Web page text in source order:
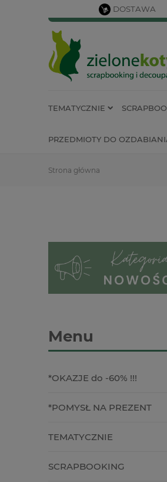
DOSTAWA
TEMATYCZNIE
PRZEDMIOTY DO
Strona główna
Menu
*OKAZJE do -60% !!!
*POMYSŁ NA PREZENT
TEMATYCZNIE
SCRAPBOOKING